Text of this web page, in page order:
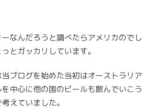
なんだろうと調べたらアメリカのでし
とガッカリしています。
ブログを始めた当初はオーストラリア
中心に他の国のビールも飲んでいこう
えていました。